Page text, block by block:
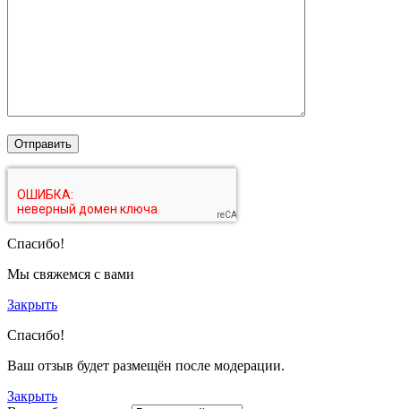
Спасибо!
Мы свяжемся с вами
Закрыть
Спасибо!
Ваш отзыв будет размещён после модерации.
Закрыть